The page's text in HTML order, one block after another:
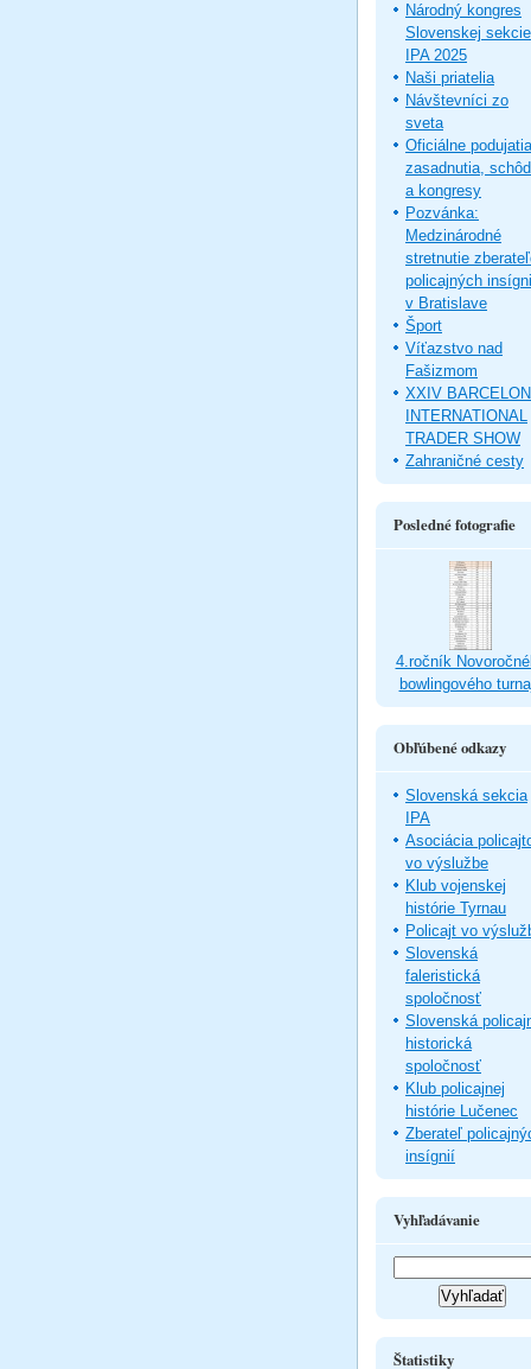
Národný kongres
Slovenskej sekcie
IPA 2025
Naši priatelia
Návštevníci zo
sveta
Oficiálne
zasadnutia,
a kongresy
Pozvánka:
Medzinárodné
stretnutie
policajných
v Bratislave
Šport
Víťazstvo nad
Fašizmom
XXIV
INTERNATIONAL
TRADER SHOW
Zahraničné cesty
Posledné fotografie
4.ročník
bowlingového
Obľúbené odkazy
Slovenská sekcia
IPA
Asociácia
vo výslužbe
Klub vojenskej
histórie Tyrnau
Policajt vo
Slovenská
faleristická
spoločnosť
Slovenská
historická
spoločnosť
Klub policajnej
histórie Lučenec
Zberateľ
insígnií
Vyhľadávanie
Štatistiky